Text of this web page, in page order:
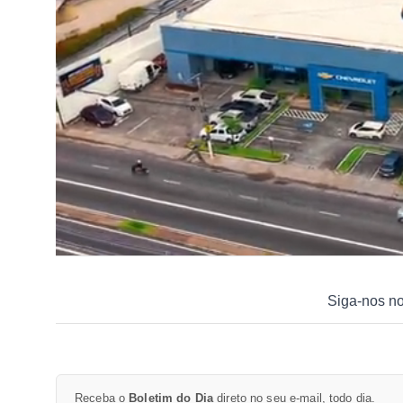
Siga-nos
Receba o Boletim do Diadireto no seu e-mail, todo dia.